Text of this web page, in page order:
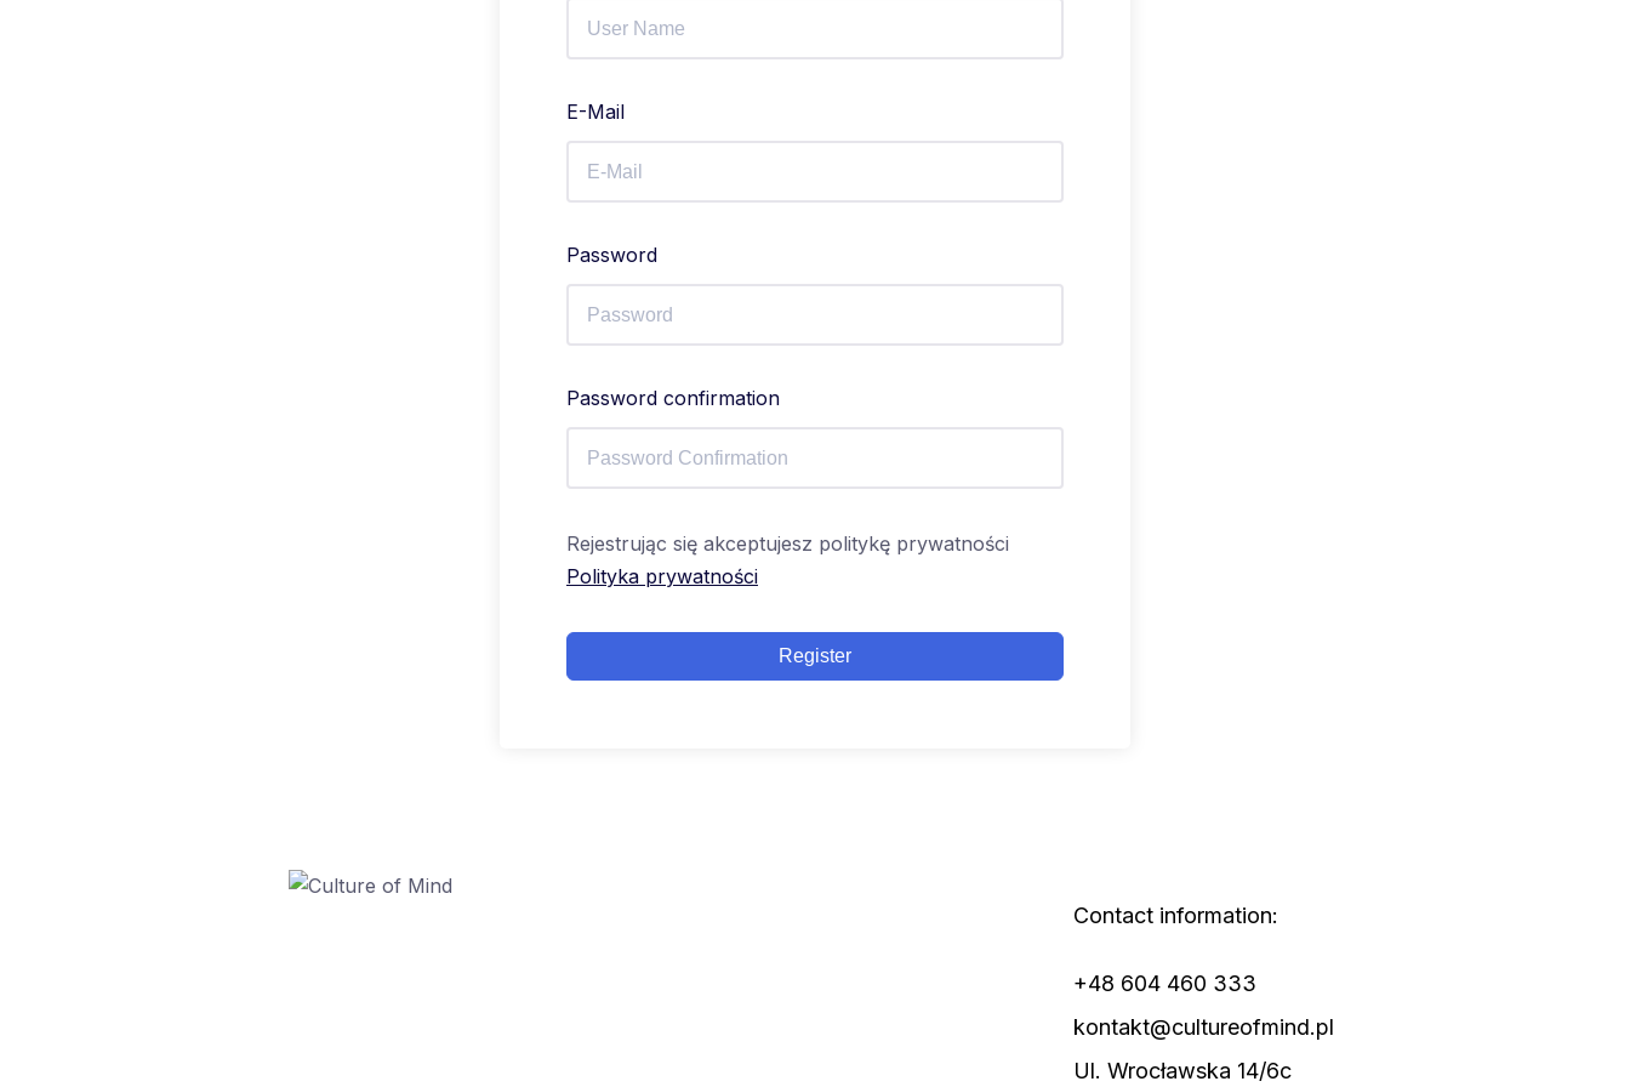
E-Mail
Password
Password confirmation
Rejestrując się akceptujesz politykę prywatności
Polityka prywatności
Register
Contact information:
+48 604 460 333
kontakt@cultureofmind.pl
Ul. Wrocławska 14/6c